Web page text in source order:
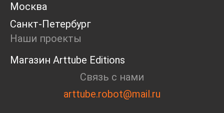
Москва
Санкт-Петербург
Наши проекты
Магазин Arttube Editions
Связь с нами
arttube.robot@mail.ru